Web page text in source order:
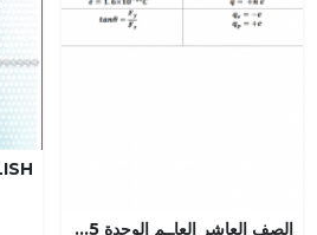
الصف العاشر العاــم الوحدة 5 الازاحة والقوة في بعدين, (فيزياء) العاشر المتقدم